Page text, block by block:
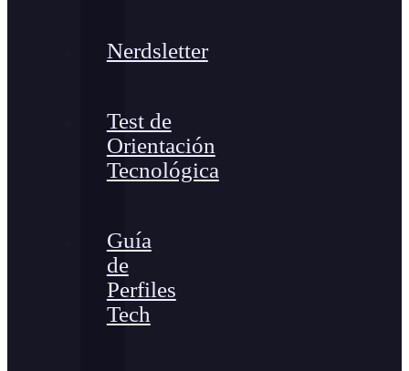
Nerdsletter
Test de
Orientación
Tecnológica
Guía
de
Perfiles
Tech